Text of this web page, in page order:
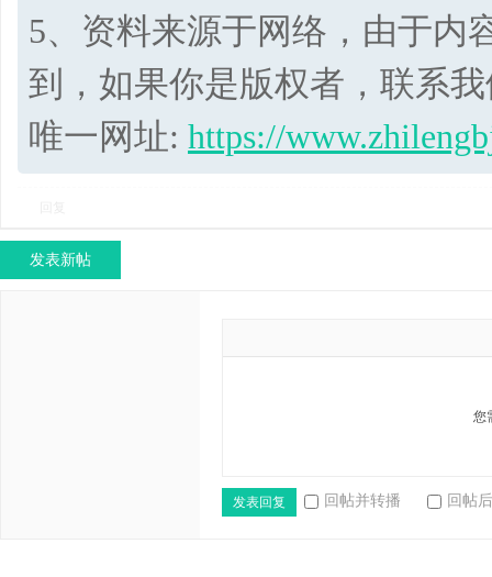
5、资料来源于网络，由于内
到，如果你是版权者，联系
唯一网址: https://
发表新帖
您
发表回复 回帖并转播 回帖